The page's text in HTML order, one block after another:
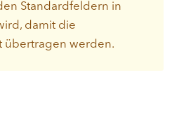
Standardfeldern in
damit die
übertragen werden.